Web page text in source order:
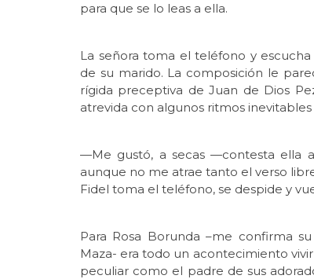
para que se lo leas a ella.
La señora toma el teléfono y
de su marido. La composición le
rígida preceptiva de Juan de Dios
atrevida con algunos ritmos
—Me gustó, a secas —contesta ella
aunque no me atrae tanto el verso
Fidel toma el teléfono, se despide y
Para Rosa Borunda –me confirma
Maza- era todo un acontecimiento
peculiar como el padre de sus